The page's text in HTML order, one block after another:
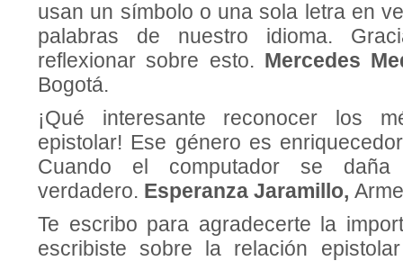
usan un símbolo o una sola letra en
palabras de nuestro idioma.
reflexionar sobre esto. Mercedes
Bogotá.
¡Qué interesante reconocer los
epistolar! Ese género es
Cuando el computador se daña
verdadero. Esperanza Jaramillo,
Te escribo para agradecerte la
escribiste sobre la relación